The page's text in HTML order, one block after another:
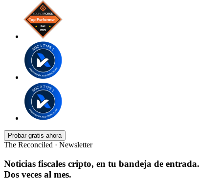
Probar gratis ahora
The Reconciled · Newsletter
Noticias fiscales cripto, en tu bandeja de entrada.
Dos veces al mes.